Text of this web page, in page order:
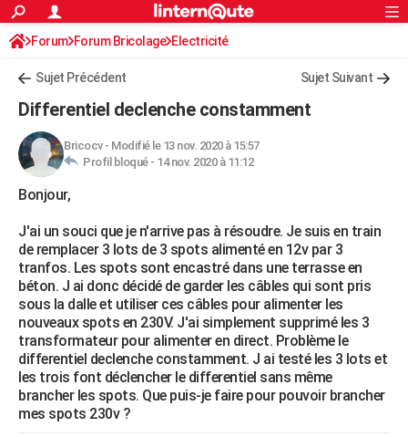
ACTUALITÉS
Politique
Société
Faits Divers
Education
Monde
Villes
+
FINANCE
Retraite
Impôts
Epargne
Immobilier
Risques naturels par ville
Banque
Assurance
Crédit
AUTO
Essais
Réserver un essai
Citadines
Berlines
SUV
Forum auto
+HIGH-TECH
Mobiles
Meilleur smartphone
Internet
Ordinateurs
Jeux vidéo
Guide high-tech
+BRICOLAGE
Forum
Aménagement intérieur
Extérieur
Cuisine
Salle de bains
Jardinage
Rangement
WEEK-END
Guides de France
LIFESTYLE
Art de vivre
Bien-être
Loisirs
Mode
Modes de vie
SANTE
Alimentation
Guide de la santé
Maladies
Médicaments
Sommeil
VOYAGE
S'inscrire
Connexion
Forum Forum Bricolage Electricité
Sujet Précédent Sujet Suivant
Differentiel declenche constamment
Bricocv- Modifié le 13 nov. 2020 à 15:57
Profil bloqué - 14 nov. 2020 à 11:12
Bonjour,
J'ai un souci que je n'arrive pas à résoudre. Je suis en train
de remplacer 3 lots de 3 spots alimenté en 12v par 3
tranfos. Les spots sont encastré dans une terrasse en
béton. J ai donc décidé de garder les câbles qui sont pris
sous la dalle et utiliser ces câbles pour alimenter les
nouveaux spots en 230V. J'ai simplement supprimé les 3
transformateur pour alimenter en direct. Problème le
differentiel declenche constamment. J ai testé les 3 lots et
les trois font déclencher le differentiel sans même
brancher les spots. Que puis-je faire pour pouvoir brancher
mes spots 230v ?